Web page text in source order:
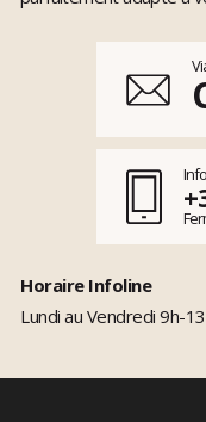
Horaire Infoline
Lundi au Vendredi 9h-